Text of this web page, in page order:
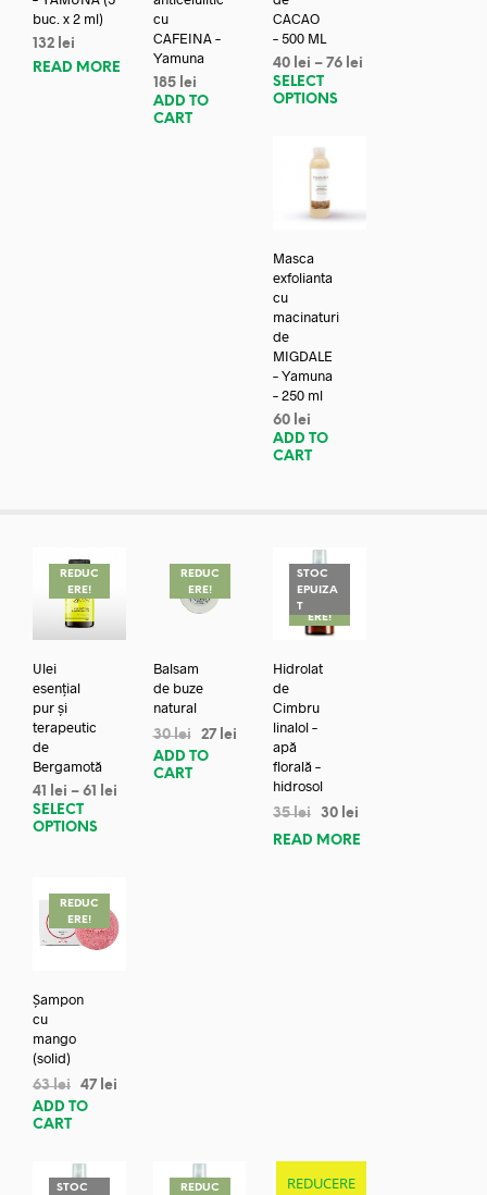
buc. x 2 ml)
132 lei
READ MORE
cu
CAFEINA –
Yamuna
185 lei
ADD TO
CART
CACAO
– 500 ML
40 lei –76 lei
SELECT
OPTIONS
Masca
exfolianta
cu
macinaturi
de
MIGDALE
– Yamuna
– 250 ml
60 lei
ADD TO
CART
REDUC
ERE!
Ulei
esențial
pur și
terapeutic
de
Bergamotă
41 lei – 61
lei
SELECT
OPTIONS
REDUC
ERE!
Balsam
de buze
natural
30lei 27 lei
ADD TO
CART
STOC
EPUIZA
TREDUC
ERE!
Hidrolat
de
Cimbru
linalol –
apă
florală –
hidrosol
35lei 30 lei
READ MORE
REDUC
ERE!
Șampon
cu
mango
(solid)
63lei 47 lei
ADD TO
CART
STOC
REDUC
REDUCERE
REDUC